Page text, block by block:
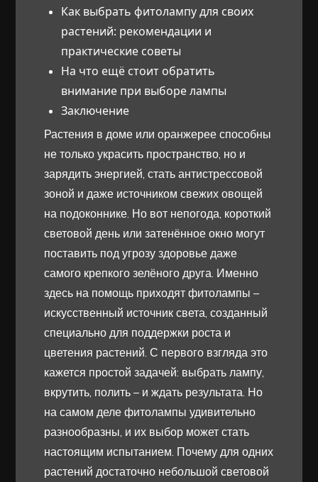
Как выбрать фитолампу для своих
растений: рекомендации и
практические советы
На что ещё стоит обратить
внимание при выборе лампы
Заключение
Растения в доме или оранжерее способны
не только украсить пространство, но и
зарядить энергией, стать антистрессовой
зоной и даже источником свежих овощей
на подоконнике. Но вот непогода, короткий
световой день или затенённое окно могут
поставить под угрозу здоровье даже
самого крепкого зелёного друга. Именно
здесь на помощь приходят фитолампы –
искусственный источник света, созданный
специально для поддержки роста и
цветения растений. С первого взгляда это
кажется простой задачей: выбрать лампу,
вкрутить, полить – и ждать результата. Но
на самом деле фитолампы удивительно
разнообразны, и их выбор может стать
настоящим испытанием. Почему для одних
растений достаточно небольшой световой